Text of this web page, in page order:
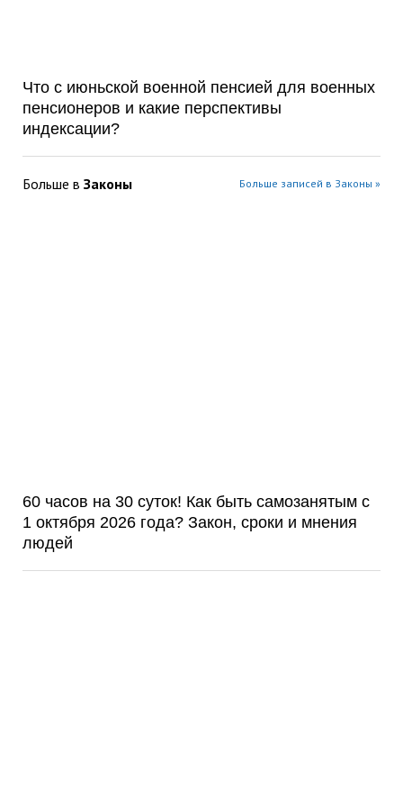
Что с июньской военной пенсией для военных
пенсионеров и какие перспективы
индексации?
Больше в Законы Больше записей в Законы »
60 часов на 30 суток! Как быть самозанятым с
1 октября 2026 года? Закон, сроки и мнения
людей